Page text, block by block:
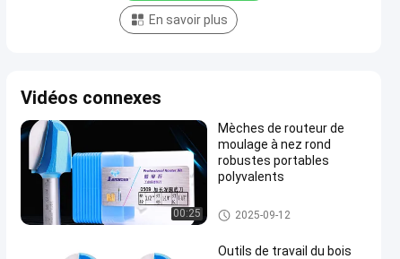
En savoir plus
Vidéos connexes
00:25
Mèches de routeur de
moulage à nez rond
robustes portables
polyvalents
Mèches de routeur de moulag
e
2025-09-12
Outils de travail du bois